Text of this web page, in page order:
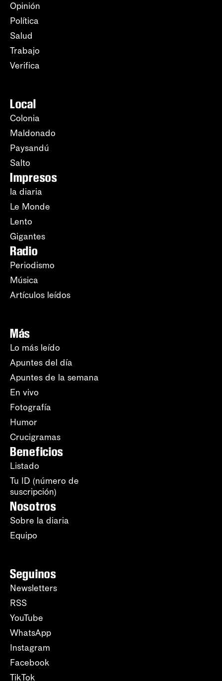
Opinión
Política
Salud
Trabajo
Verifica
Local
Colonia
Maldonado
Paysandú
Salto
Impresos
la diaria
Le Monde
Lento
Gigantes
Radio
Periodismo
Música
Artículos leídos
Más
Lo más leído
Apuntes del día
Apuntes de la semana
En vivo
Fotografía
Humor
Crucigramas
Beneficios
Listado
Tu ID (número de
suscripción)
Nosotros
Sobre la diaria
Equipo
Seguinos
Newsletters
RSS
YouTube
WhatsApp
Instagram
Facebook
TikTok